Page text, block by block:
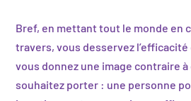
Bref, en mettant tout le monde en
travers, vous desservez
vous donnez une image contraire
souhaitez porter : une personne